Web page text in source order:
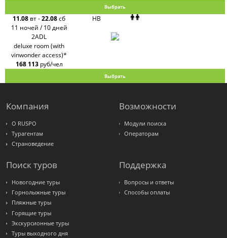
Выбрать
11.08 вт-22.08сб
11 ночей / 10 дней
HB
2ADL
deluxe room (with
vinwonder access)*
168 113 руб/чел
Выбрать
Компания
О RUSPO
Турагентам
Страноведение
Возможности
Модули поиска
Операторам
Поиск туров
Новогодние туры
Горнолыжные туры
Пляжные туры
Горящие туры
Экскурсионные туры
Туры выходного дня
Поддержка
Вопросы и ответы
Способы оплаты